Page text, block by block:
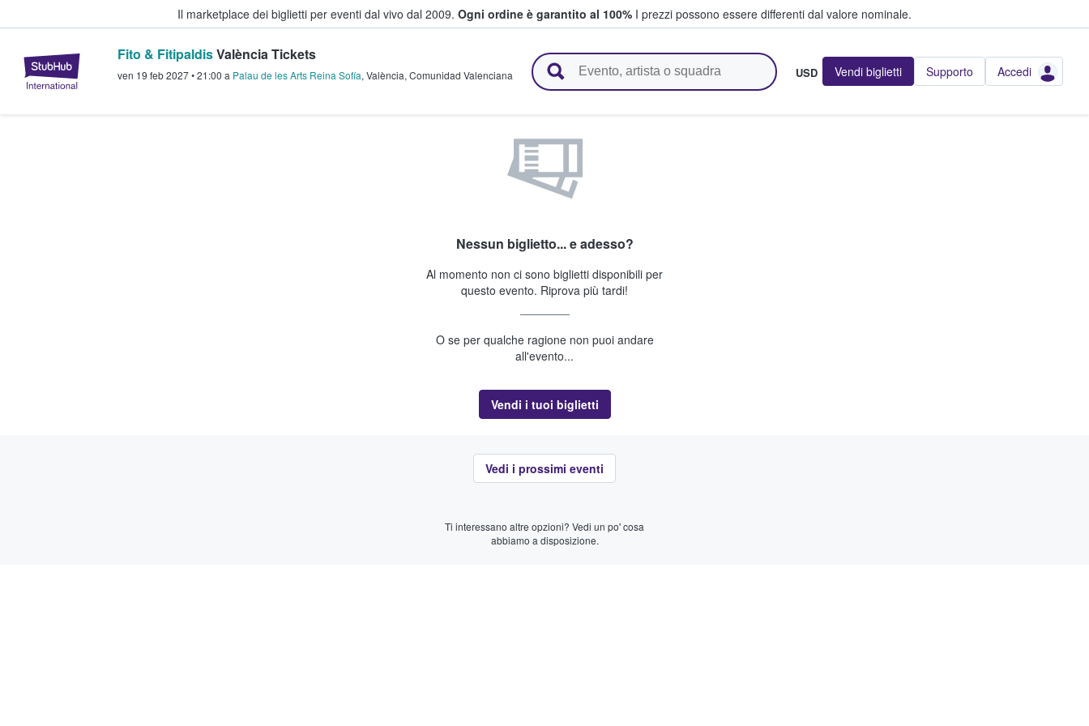
Il marketplace dei biglietti per eventi dal vivo dal 2009. Ogni ordine è garantito al 100% I prezzi possono essere differenti dal valore nominale.
StubHub - Dove i fan comprano e vendono biglietti
Fito & FitipaldisValència Tickets
ven 19 feb 2027•21:00 a Palau de les Arts Reina Sofía, València, Comunidad Valenciana USD Vendi biglietti Supporto Accedi
Nessun biglietto... e adesso?
Al momento non ci sono biglietti disponibili per
questo evento. Riprova più tardi!
O se per qualche ragione non puoi andare
all'evento...
Vendi i tuoi biglietti
Vedi i prossimi eventi
Ti interessano altre opzioni? Vedi un po' cosa
abbiamo a disposizione.